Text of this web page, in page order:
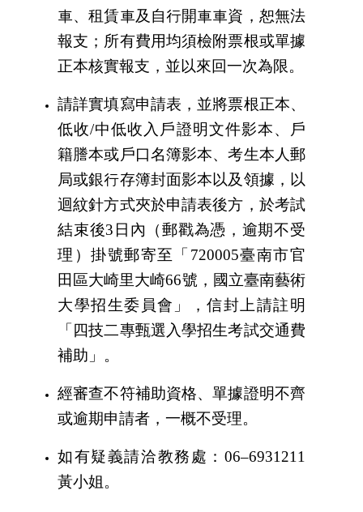
車、租賃車及自行開車車資，恕無法
報支；所有費用均須檢附票根或單據
正本核實報支，並以來回一次為限。
請詳實填寫申請表，並將票根正本、
低收/中低收入戶證明文件影本、戶
籍謄本或戶口名簿影本、考生本人郵
局或銀行存簿封面影本以及領據，以
迴紋針方式夾於申請表後方，於考試
結束後3 日內（郵戳為憑，逾期不受
理）掛號郵寄至「 720005臺南市官
田區大崎里大崎66號，國立臺南藝術
大學招生委員會」，信封上請註明
「四技二專甄選入學招生考試交通費
補助」。
經審查不符補助資格、單據證明不齊
或逾期申請者，一概不受理。
如有疑義請洽教務處： 06–6931211
黃小姐。